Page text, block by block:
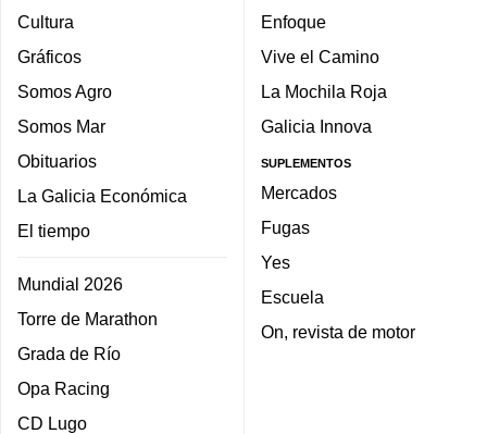
Cultura
Gráficos
Somos Agro
Somos Mar
Obituarios
La Galicia Económica
El tiempo
Mundial 2026
Torre de Marathon
Grada de Río
Opa Racing
CD Lugo
Enfoque
Vive el Camino
La Mochila Roja
Galicia Innova
SUPLEMENTOS
Mercados
Fugas
Yes
Escuela
On, revista de motor